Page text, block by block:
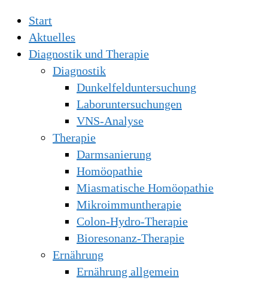
Start
Aktuelles
Diagnostik und Therapie
Diagnostik
Dunkelfelduntersuchung
Laboruntersuchungen
VNS-Analyse
Therapie
Darmsanierung
Homöopathie
Miasmatische Homöopathie
Mikroimmuntherapie
Colon-Hydro-Therapie
Bioresonanz-Therapie
Ernährung
Ernährung allgemein